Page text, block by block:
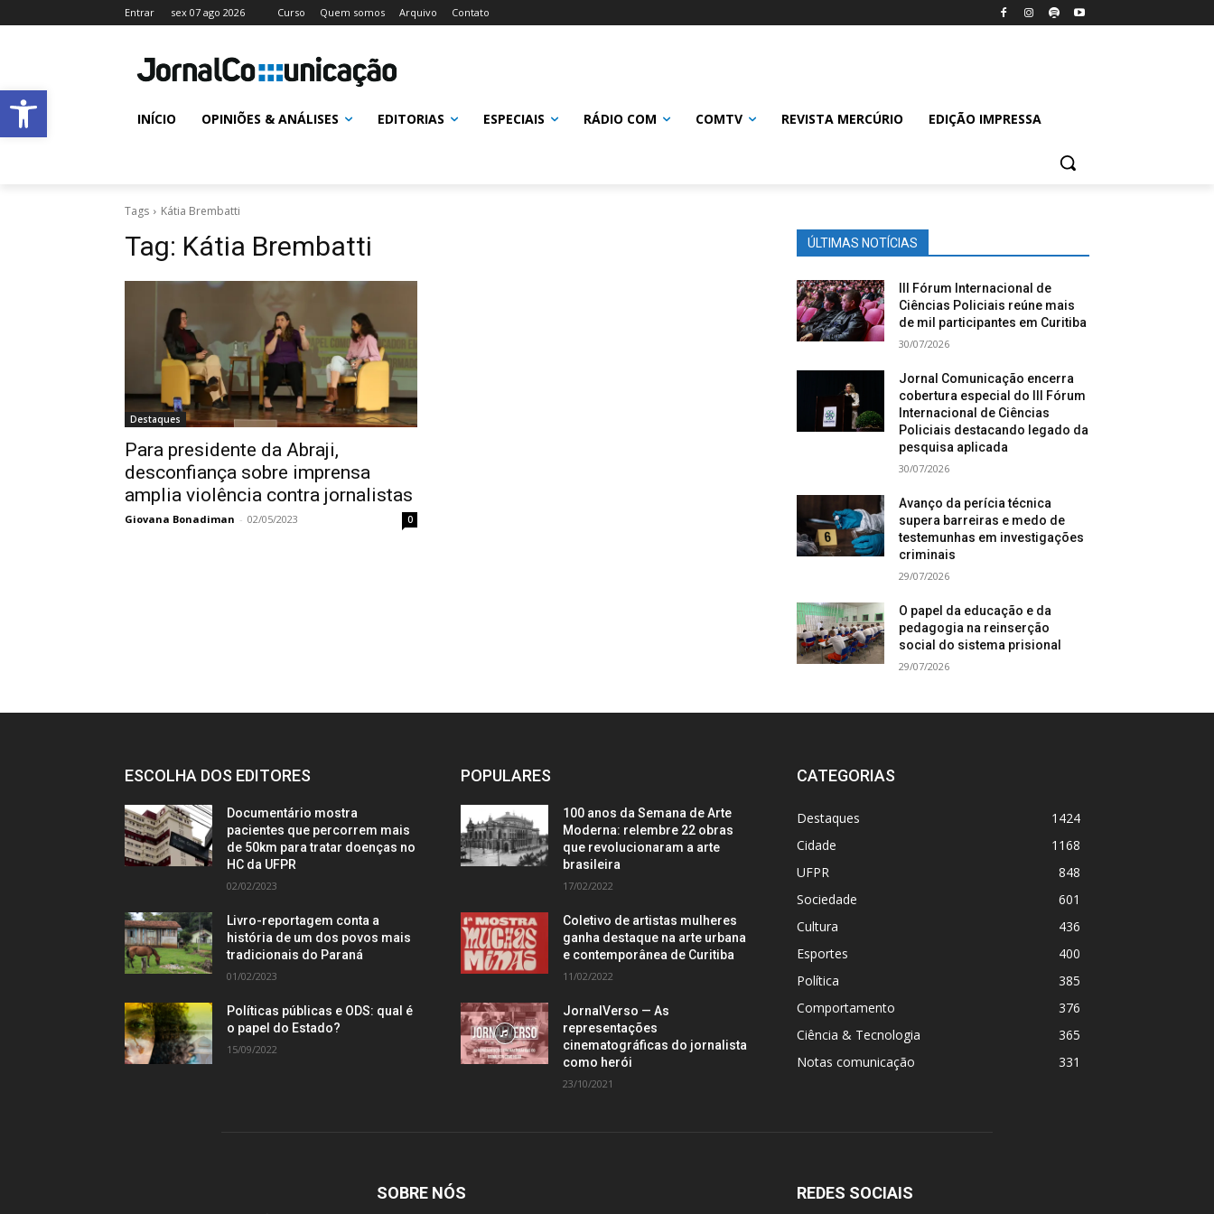
Abrir a barra de ferramentas
Entrar sex 07 ago 2026 Curso Quem somos Arquivo Contato
INÍCIO OPINIÕES & ANÁLISES EDITORIAS ESPECIAIS RÁDIO COM COMTV REVISTA MERCÚRIO EDIÇÃO IMPRESSA
Tags Kátia Brembatti
Tag: Kátia Brembatti
Destaques
Para presidente da Abraji,
desconfiança sobre imprensa
amplia violência contra jornalistas
Giovana Bonadiman - 02/05/2023 0
ÚLTIMAS NOTÍCIAS
III Fórum Internacional de
Ciências Policiais reúne mais
de mil participantes em Curitiba
30/07/2026
Jornal Comunicação encerra
cobertura especial do III Fórum
Internacional de Ciências
Policiais destacando legado da
pesquisa aplicada
30/07/2026
Avanço da perícia técnica
supera barreiras e medo de
testemunhas em investigações
criminais
29/07/2026
O papel da educação e da
pedagogia na reinserção
social do sistema prisional
29/07/2026
ESCOLHA DOS EDITORES
Documentário mostra
pacientes que percorrem mais
de 50km para tratar doenças no
HC da UFPR
02/02/2023
Livro-reportagem conta a
história de um dos povos mais
tradicionais do Paraná
01/02/2023
Políticas públicas e ODS: qual é
o papel do Estado?
15/09/2022
POPULARES
100 anos da Semana de Arte
Moderna: relembre 22 obras
que revolucionaram a arte
brasileira
17/02/2022
Coletivo de artistas mulheres
ganha destaque na arte urbana
e contemporânea de Curitiba
11/02/2022
JornalVerso — As
representações
cinematográficas do jornalista
como herói
23/10/2021
CATEGORIAS
Destaques
1424
Cidade
1168
UFPR
848
Sociedade
601
Cultura
436
Esportes
400
Política
385
Comportamento
376
Ciência & Tecnologia
365
Notas comunicação
331
SOBRE NÓS REDES SOCIAIS